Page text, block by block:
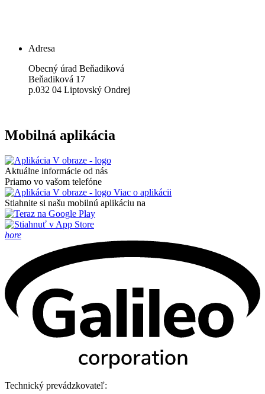
Adresa
Obecný úrad Beňadiková
​Beňadiková 17
p.032 04 Liptovský Ondrej
Mobilná aplikácia
Aktuálne informácie od nás
Priamo vo vašom telefóne
Viac o aplikácii
Stiahnite si našu mobilnú aplikáciu na
hore
Technický prevádzkovateľ: